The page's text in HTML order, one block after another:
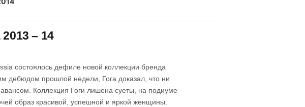
– 14
состоялось дефиле новой коллекции бренда
дебюдом прошлой недели, Гога доказал, что ни
Коллекция Гоги лишена суеты, на подиуме
образ красивой, успешной и яркой женщины.